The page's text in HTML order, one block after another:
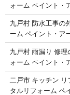
ォーム ペイント・
九戸村 防水工事の
ーム ペイント・ア
九戸村 雨漏り 修
ォーム ペイント・
二戸市 キッチン
タルリフォーム ペ